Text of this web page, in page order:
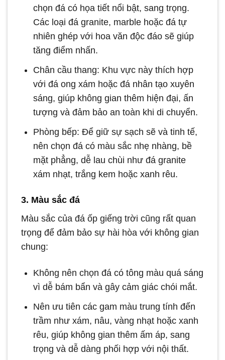
chọn đá có họa tiết nổi bật, sang trọng.
Các loại đá granite, marble hoặc đá tự
nhiên ghép với hoa văn độc đáo sẽ giúp
tăng điểm nhấn.
Chân cầu thang: Khu vực này thích hợp
với đá ong xám hoặc đá nhân tạo xuyên
sáng, giúp không gian thêm hiện đại, ấn
tượng và đảm bảo an toàn khi di chuyển.
Phòng bếp: Để giữ sự sạch sẽ và tinh tế,
nên chọn đá có màu sắc nhẹ nhàng, bề
mặt phẳng, dễ lau chùi như đá granite
xám nhạt, trắng kem hoặc xanh rêu.
3. Màu sắc đá
Màu sắc của đá ốp giếng trời cũng rất quan
trọng để đảm bảo sự hài hòa với không gian
chung:
Không nên chọn đá có tông màu quá sáng
vì dễ bám bẩn và gây cảm giác chói mắt.
Nên ưu tiên các gam màu trung tính đến
trầm như xám, nâu, vàng nhạt hoặc xanh
rêu, giúp không gian thêm ấm áp, sang
trọng và dễ dàng phối hợp với nội thất.